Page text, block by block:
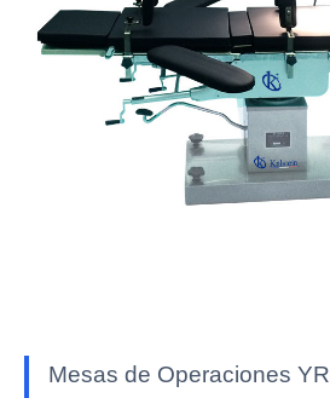
Mesas de Operaciones